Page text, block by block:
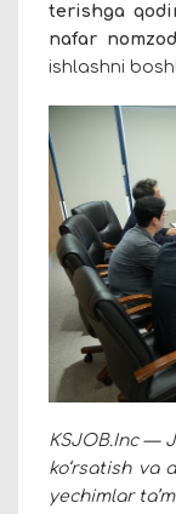
terishga
nafar nomzod
ishlashni
KSJOB.Inc —
ko‘rsatish va
yechimlar